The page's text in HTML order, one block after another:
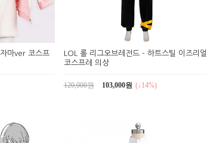
마ver 코스프
LOL 롤 리그오브레전드 - 하트스틸 이즈리얼
코스프레 의상
120,000원 103,000원 (↓14%)